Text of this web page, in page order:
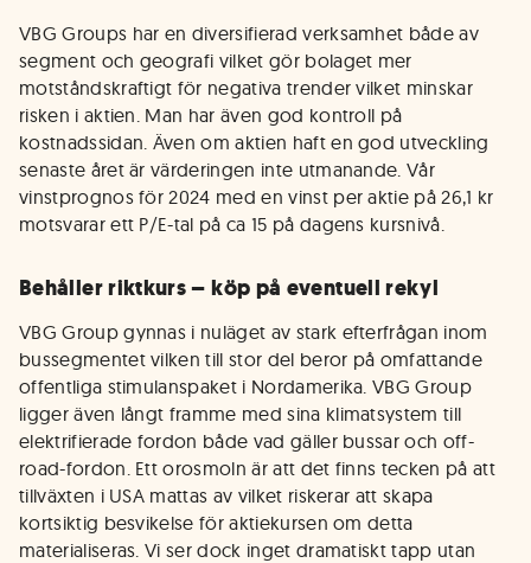
VBG Groups har en diversifierad verksamhet både av
segment och geografi vilket gör bolaget mer
motståndskraftigt för negativa trender vilket minskar
risken i aktien. Man har även god kontroll på
kostnadssidan. Även om aktien haft en god utveckling
senaste året är värderingen inte utmanande. Vår
vinstprognos för 2024 med en vinst per aktie på 26,1 kr
motsvarar ett P/E-tal på ca 15 på dagens kursnivå.
Behåller riktkurs – köp på eventuell rekyl
VBG Group gynnas i nuläget av stark efterfrågan inom
bussegmentet vilken till stor del beror på omfattande
offentliga stimulanspaket i Nordamerika. VBG Group
ligger även långt framme med sina klimatsystem till
elektrifierade fordon både vad gäller bussar och off-
road-fordon. Ett orosmoln är att det finns tecken på att
tillväxten i USA mattas av vilket riskerar att skapa
kortsiktig besvikelse för aktiekursen om detta
materialiseras. Vi ser dock inget dramatiskt tapp utan